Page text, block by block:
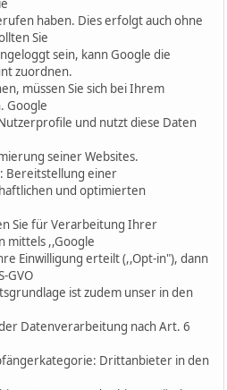
haben. Dies erfolgt auch ohne
Sie
sein, kann Google die
zuordnen.
müssen Sie sich bei Ihrem
Google
und nutzt diese Daten
seiner Websites.
Bereitstellung einer
und optimierten
Sie für Verarbeitung Ihrer
mittels ,,Google
Einwilligung erteilt (,,Opt-in"), dann
GVO
ist zudem unser in den
Datenverarbeitung nach Art. 6
Drittanbieter in den